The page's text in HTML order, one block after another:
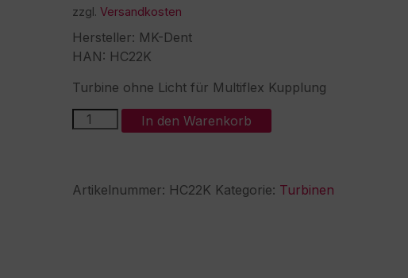
zzgl. Versandkosten
Hersteller: MK-Dent
HAN: HC22K
Turbine ohne Licht für Multiflex Kupplung
MK-
Dent
HC22K
In den Warenkorb
n
Artikelnummer: HC22K Kategorie: Turbinen